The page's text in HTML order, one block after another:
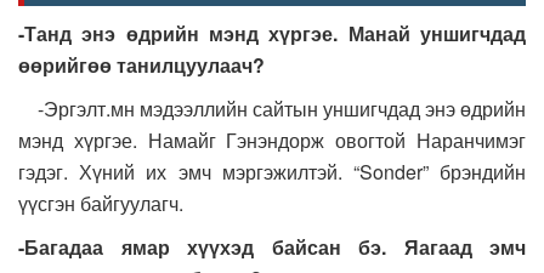
-Танд энэ өдрийн мэнд хүргэе. Манай уншигчдад
өөрийгөө танилцуулаач?
-Эргэлт.мн мэдээллийн сайтын уншигчдад энэ өдрийн
мэнд хүргэе. Намайг Гэнэндорж овогтой Наранчимэг
гэдэг. Хүний их эмч мэргэжилтэй. “Sonder” брэндийн
үүсгэн байгуулагч.
-Багадаа ямар хүүхэд байсан бэ. Яагаад эмч